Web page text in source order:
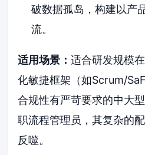
破数据孤岛，构建以产
流。
适用场景：适合研发规模
化敏捷框架（如Scrum/
合规性有严苛要求的中大
职流程管理员，其复杂的
反噬。